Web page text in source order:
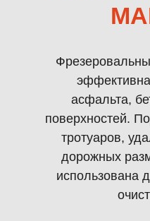
+7 903 667 99
асфальта,
поверхностей.
тротуаров,
дорожных
использована